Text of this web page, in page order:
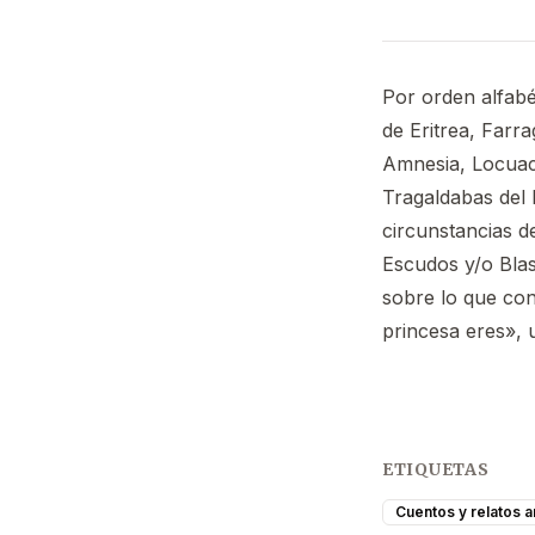
Por orden
de Eritrea,
Amnesia,
Tragaldabas
circunstancias
Escudos y/o
sobre lo que
princesa eres»,
ETIQUETAS
Cuentos y relatos